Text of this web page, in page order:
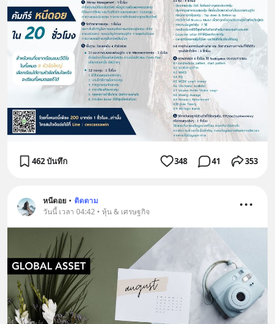
462 บันทึก 348 41 353
หนีดอย • ติดตาม
วันนี้ เวลา 04:42 • หุ้น & เศรษฐกิจ